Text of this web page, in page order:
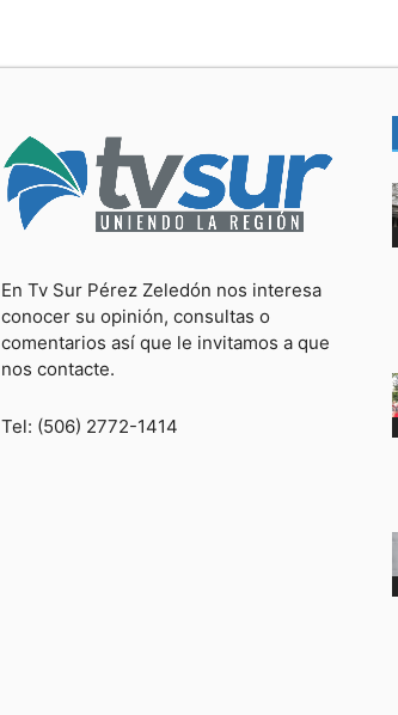
En Tv Sur Pérez Zeledón nos interesa
conocer su opinión, consultas o
comentarios así que le invitamos a que
nos contacte.
Tel: (506) 2772-1414